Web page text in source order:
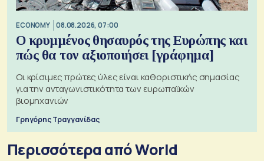
ECONOMY 08.08.2026, 07:00
Ο κρυμμένος θησαυρός της Ευρώπης και
πώς θα τον αξιοποιήσει [γράφημα]
Οι κρίσιμες πρώτες ύλες είναι καθοριστικής σημασίας
για την ανταγωνιστικότητα των ευρωπαϊκών
βιομηχανιών
Γρηγόρης Τραγγανίδας
Περισσότερα από World